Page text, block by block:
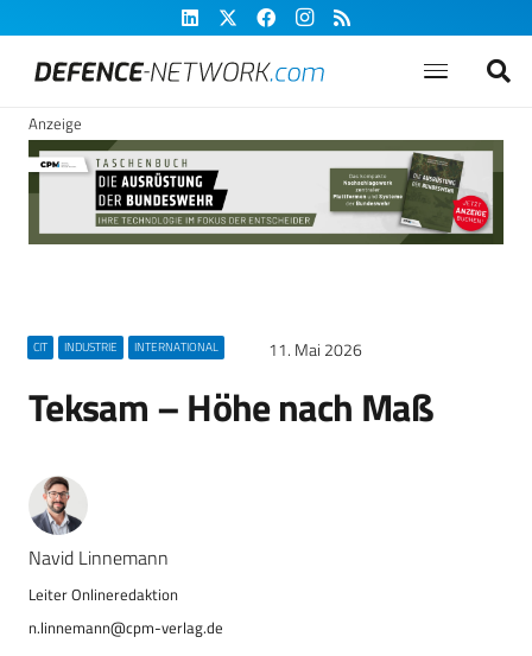
Anzeige
CIT INDUSTRIE INTERNATIONAL 11. Mai 2026
Teksam – Höhe nach Maß
Navid Linnemann
n.linnemann@cpm-verlag.de